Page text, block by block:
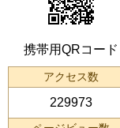
携帯用QRコード
アクセス数
229973